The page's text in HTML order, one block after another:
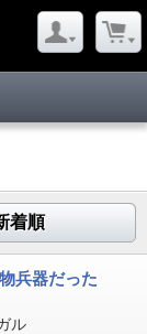
着順
兵器だった
ル